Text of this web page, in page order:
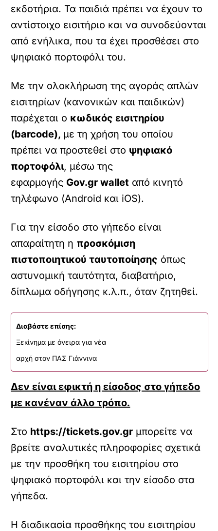
εκδοτήρια. Τα παιδιά πρέπει να έχουν το
αντίστοιχο εισιτήριο και να συνοδεύονται
από ενήλικα, που τα έχει προσθέσει στο
ψηφιακό πορτοφόλι του.
Με την ολοκλήρωση της αγοράς απλών
εισιτηρίων (κανονικών και παιδικών)
παρέχεται ο κωδικός εισιτηρίου
(barcode), με τη χρήση του οποίου
πρέπει να προστεθεί στο ψηφιακό
πορτοφόλι, μέσω της
εφαρμογής Gov.gr wallet από κινητό
τηλέφωνο (Android και iOS).
Για την είσοδο στο γήπεδο είναι
απαραίτητη η προσκόμιση
πιστοποιητικού ταυτοποίησης όπως
αστυνομική ταυτότητα, διαβατήριο,
δίπλωμα οδήγησης κ.λ.π., όταν ζητηθεί.
Διαβάστε επίσης:
Ξεκίνημα με όνειρα για νέα
αρχή στον ΠΑΣ Γιάννινα
Δεν είναι εφικτή η είσοδος στο γήπεδο
με κανέναν άλλο τρόπο.
Στο https://tickets.gov.gr μπορείτε να
βρείτε αναλυτικές πληροφορίες σχετικά
με την προσθήκη του εισιτηρίου στο
ψηφιακό πορτοφόλι και την είσοδο στα
γήπεδα.
Η διαδικασία προσθήκης του εισιτηρίου